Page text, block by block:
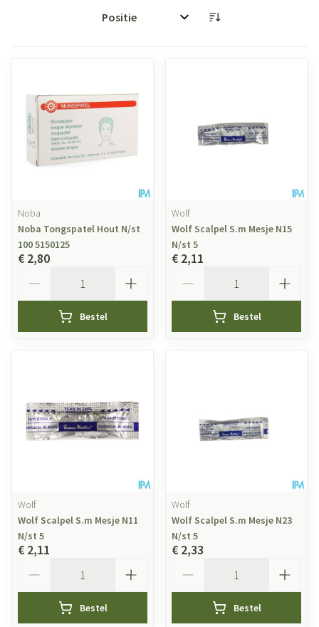
Sorteer op:
Noba
Noba Tongspatel Hout N/st
100 5150125
€ 2,80
Bestel
Wolf
Wolf Scalpel S.m Mesje N15
N/st 5
€ 2,11
Bestel
Wolf
Wolf Scalpel S.m Mesje N11
N/st 5
€ 2,11
Bestel
Wolf
Wolf Scalpel S.m Mesje N23
N/st 5
€ 2,33
Bestel